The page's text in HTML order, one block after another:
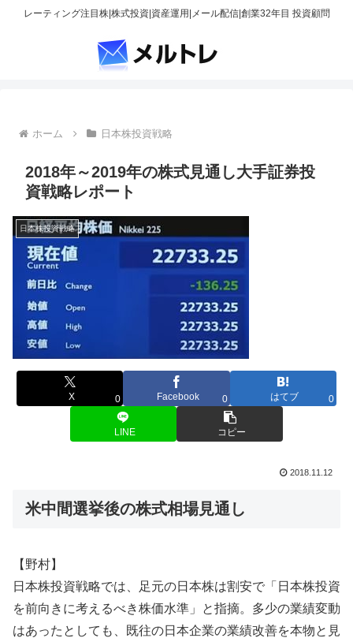
レーティング注目株|株式投資|資産運用|メール配信|創業32年目 投資顧問
ホーム 日本株投資戦略
2018年～2019年の株式見通し大手証券投
資戦略レポート
日本株投資戦略
X 0 Facebook 0 はてブ 0
LINE コピー
2018.11.12
米中間選挙後の株式相場見通し
【野村】
日本株投資戦略では、足元の日本株は割安で「日本株投資
を前向きに考えるべき株価水準」と指摘。多少の業績変動
はあったとしても、既往の日本企業の業績改善を本物と見